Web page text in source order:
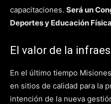
capacitaciones. Será un
Deportes y Educación Física
El valor de la
En el último tiempo
en sitios de calidad para la
intención de la nueva